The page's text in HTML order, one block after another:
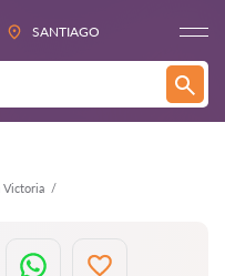
SANTIAGO
Victoria